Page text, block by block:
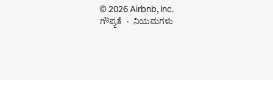
© 2026 Airbnb, Inc.
ಗೌಪ್ಯತೆ
ನಿಯಮಗಳು